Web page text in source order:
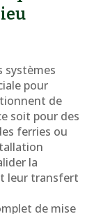
systèmes
pour
de
soit pour des
ferries ou
la
leur transfert
de mise